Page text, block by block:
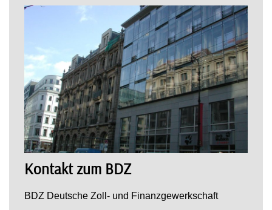
Kontakt zum BDZ
BDZ Deutsche Zoll- und Finanzgewerkschaft